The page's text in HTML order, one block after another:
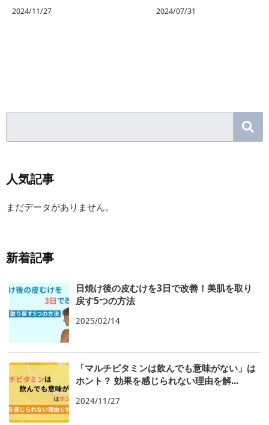
られない理由を解説
2024/11/27 2024/07/31
人気記事
まだデータがありません。
新着記事
日焼け後の皮むけを3日で改善！美肌を取り
戻す5つの方法
2025/02/14
「マルチビタミンは飲んでも意味がない」は
ホント？ 効果を感じられない理由を解...
2024/11/27